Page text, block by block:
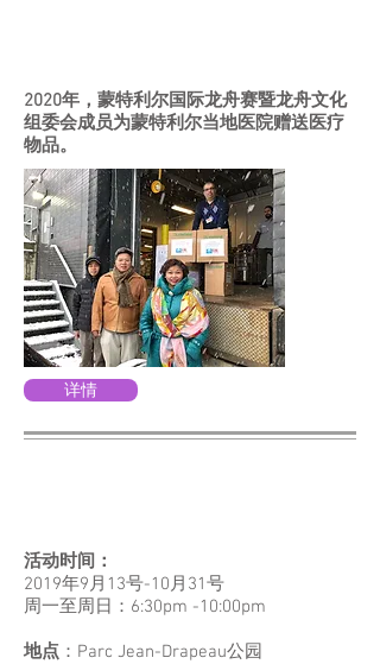
2020年，蒙特利尔国际龙舟赛暨龙舟文化
组委会成员为蒙特利尔当地医院赠送医疗
物品。
详情
活动时间：
2019年9月13号-10月31号
周一至周日：6:30pm -10:00pm
地点 ：Parc Jean-Drapeau公园